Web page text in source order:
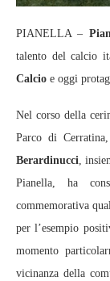
PIANELLA –
talento del calcio
Calcio e oggi
Nel corso della
Parco di
Berardinucci,
Pianella, ha
commemorativa
per l’esempio
momento
vicinanza della